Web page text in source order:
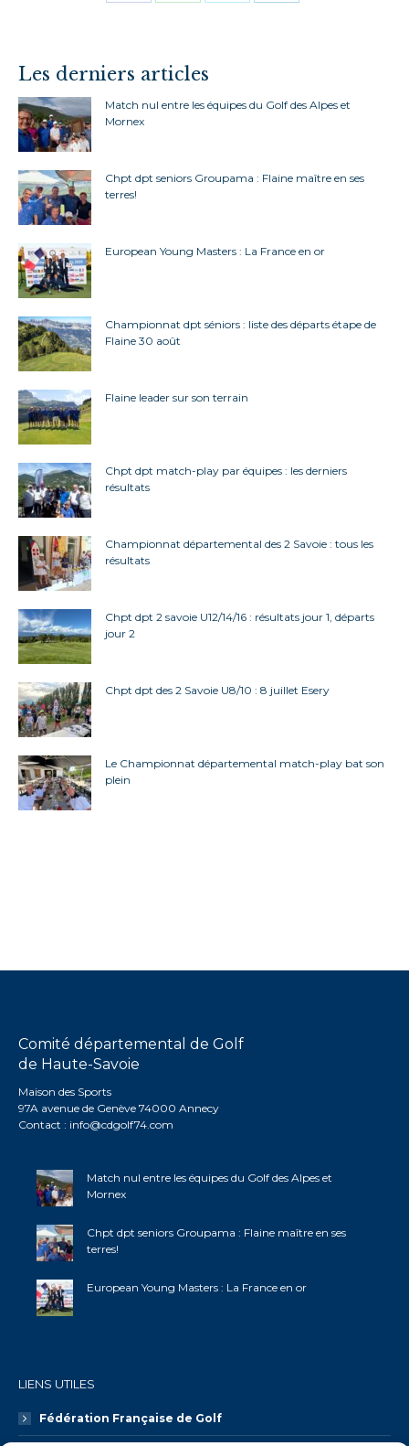
Les derniers articles
Match nul entre les équipes du Golf des Alpes et
Mornex
Chpt dpt seniors Groupama : Flaine maître en ses
terres!
European Young Masters : La France en or
Championnat dpt séniors : liste des départs étape de
Flaine 30 août
Flaine leader sur son terrain
Chpt dpt match-play par équipes : les derniers
résultats
Championnat départemental des 2 Savoie : tous les
résultats
Chpt dpt 2 savoie U12/14/16 : résultats jour 1, départs
jour 2
Chpt dpt des 2 Savoie U8/10 : 8 juillet Esery
Le Championnat départemental match-play bat son
plein
Comité départemental de Golf
de Haute-Savoie
Maison des Sports
97A avenue de Genève 74000 Annecy
Contact : info@cdgolf74.com
Match nul entre les équipes du Golf des Alpes et
Mornex
Chpt dpt seniors Groupama : Flaine maître en ses
terres!
European Young Masters : La France en or
LIENS UTILES
Fédération Française de Golf